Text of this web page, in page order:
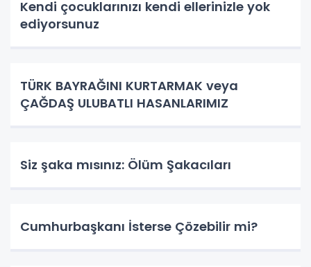
Kendi çocuklarınızı kendi ellerinizle yok
ediyorsunuz
TÜRK BAYRAĞINI KURTARMAK veya
ÇAĞDAŞ ULUBATLI HASANLARIMIZ
Siz şaka mısınız: Ölüm Şakacıları
Cumhurbaşkanı İsterse Çözebilir mi?